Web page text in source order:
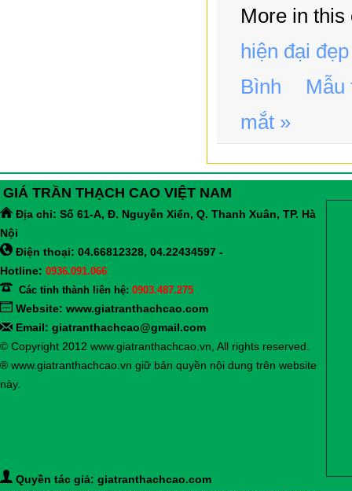
More in this
hiện đại
Bình
Mẫu
mắt »
GIÁ TRẦN THẠCH CAO VIỆT NAM
Địa chỉ: Số 61-A, Đ. Nguyễn Xiển, Q. Thanh Xuân, TP. Hà
Nội
Điện thoại: 04.66812328, 04.22434597 -
Hotline: 0936.091.066
Các tỉnh thành liên hệ: 0903.487.275
Website: www.giatranthachcao.com
Email: giatranthachcao@gmail.com
© Copyright 2012 www.giatranthachcao.vn, All rights reserved.
® www.giatranthachcao.vn giữ bản quyền nội dung trên website
này.
Quyền tác giả: giatranthachcao.com